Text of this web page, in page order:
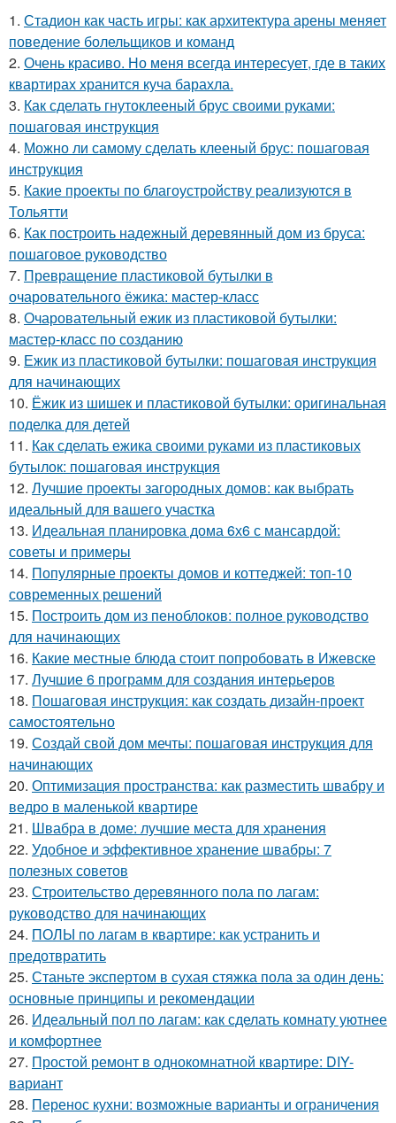
1. Стадион как часть игры: как архитектура арены меняет
поведение болельщиков и команд
2. Очень красиво. Но меня всегда интересует, где в таких
квартирах хранится куча барахла.
3. Как сделать гнутоклееный брус своими руками:
пошаговая инструкция
4. Можно ли самому сделать клееный брус: пошаговая
инструкция
5. Какие проекты по благоустройству реализуются в
Тольятти
6. Как построить надежный деревянный дом из бруса:
пошаговое руководство
7. Превращение пластиковой бутылки в
очаровательного ёжика: мастер-класс
8. Очаровательный ежик из пластиковой бутылки:
мастер-класс по созданию
9. Ежик из пластиковой бутылки: пошаговая инструкция
для начинающих
10. Ёжик из шишек и пластиковой бутылки: оригинальная
поделка для детей
11. Как сделать ежика своими руками из пластиковых
бутылок: пошаговая инструкция
12. Лучшие проекты загородных домов: как выбрать
идеальный для вашего участка
13. Идеальная планировка дома 6х6 с мансардой:
советы и примеры
14. Популярные проекты домов и коттеджей: топ-10
современных решений
15. Построить дом из пеноблоков: полное руководство
для начинающих
16. Какие местные блюда стоит попробовать в Ижевске
17. Лучшие 6 программ для создания интерьеров
18. Пошаговая инструкция: как создать дизайн-проект
самостоятельно
19. Создай свой дом мечты: пошаговая инструкция для
начинающих
20. Оптимизация пространства: как разместить швабру и
ведро в маленькой квартире
21. Швабра в доме: лучшие места для хранения
22. Удобное и эффективное хранение швабры: 7
полезных советов
23. Строительство деревянного пола по лагам:
руководство для начинающих
24. ПОЛЫ по лагам в квартире: как устранить и
предотвратить
25. Станьте экспертом в сухая стяжка пола за один день:
основные принципы и рекомендации
26. Идеальный пол по лагам: как сделать комнату уютнее
и комфортнее
27. Простой ремонт в однокомнатной квартире: DIY-
вариант
28. Перенос кухни: возможные варианты и ограничения